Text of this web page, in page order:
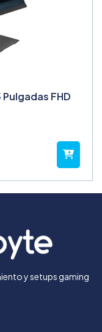
FHD
y setups gaming